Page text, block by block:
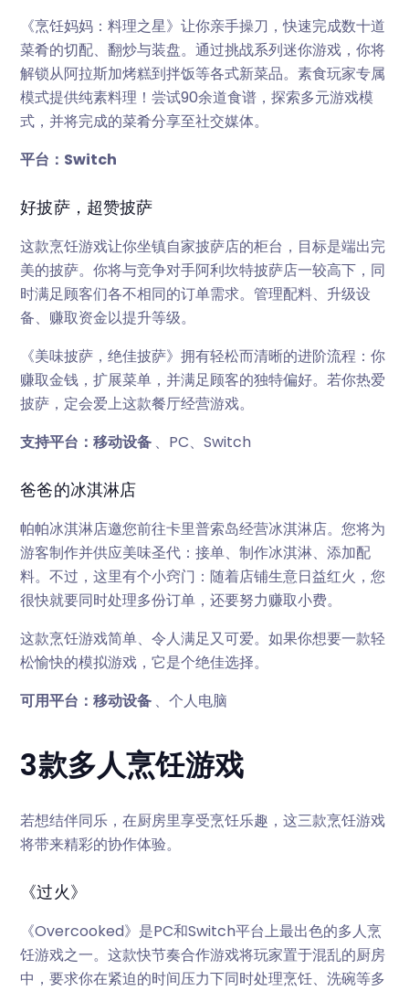
《烹饪妈妈：料理之星》让你亲手操刀，快速完成数十道
菜肴的切配、翻炒与装盘。通过挑战系列迷你游戏，你将
解锁从阿拉斯加烤糕到拌饭等各式新菜品。素食玩家专属
模式提供纯素料理！尝试90余道食谱，探索多元游戏模
式，并将完成的菜肴分享至社交媒体。
‍平台：Switch
好披萨，超赞披萨
这款烹饪游戏让你坐镇自家披萨店的柜台，目标是端出完
美的披萨。你将与竞争对手阿利坎特披萨店一较高下，同
时满足顾客们各不相同的订单需求。管理配料、升级设
备、赚取资金以提升等级。
《美味披萨，绝佳披萨》拥有轻松而清晰的进阶流程：你
赚取金钱，扩展菜单，并满足顾客的独特偏好。若你热爱
披萨，定会爱上这款餐厅经营游戏。
支持平台：移动设备 、PC、Switch
爸爸的冰淇淋店
帕帕冰淇淋店邀您前往卡里普索岛经营冰淇淋店。您将为
游客制作并供应美味圣代：接单、制作冰淇淋、添加配
料。不过，这里有个小窍门：随着店铺生意日益红火，您
很快就要同时处理多份订单，还要努力赚取小费。
这款烹饪游戏简单、令人满足又可爱。如果你想要一款轻
松愉快的模拟游戏，它是个绝佳选择。
可用平台：移动设备 、个人电脑
3款多人烹饪游戏
若想结伴同乐，在厨房里享受烹饪乐趣，这三款烹饪游戏
将带来精彩的协作体验。
《过火》
《Overcooked》是PC和Switch平台上最出色的多人烹
饪游戏之一。这款快节奏合作游戏将玩家置于混乱的厨房
中，要求你在紧迫的时间压力下同时处理烹饪、洗碗等多